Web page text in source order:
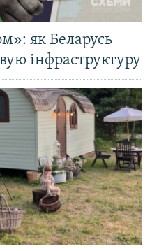
як Беларусь
інфраструктуру